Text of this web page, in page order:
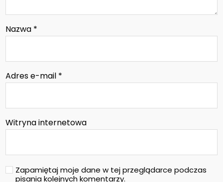
Nazwa *
Adres e-mail *
Witryna internetowa
Zapamiętaj moje dane w tej przeglądarce podczas
pisania kolejnych komentarzy.